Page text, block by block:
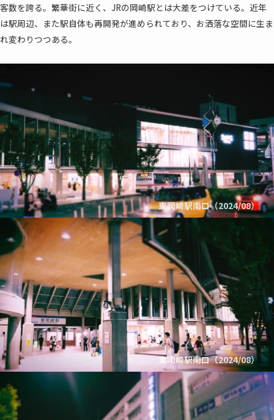
客数を誇る。繁華街に近く、JRの岡崎駅とは大差をつけている。近年
は駅周辺、また駅自体も再開発が進められており、お洒落な空間に生ま
れ変わりつつある。
東岡崎駅南口（2024/08）
東岡崎駅南口（2024/08）